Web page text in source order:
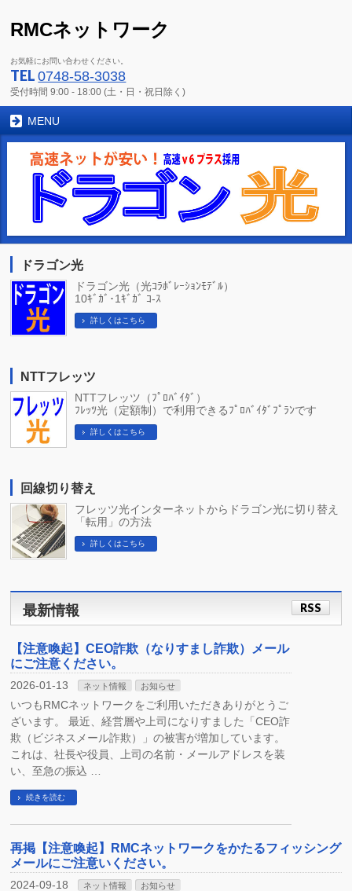
RMCネットワーク
お気軽にお問い合わせください。
TEL0748-58-3038
受付時間 9:00 - 18:00 (土・日・祝日除く)
MENU
ドラゴン光
ドラゴン光（光ｺﾗﾎﾞﾚｰｼｮﾝﾓﾃﾞﾙ）
10ｷﾞｶﾞ･1ｷﾞｶﾞ ｺ-ｽ
詳しくはこちら
NTTフレッツ
NTTフレッツ（ﾌﾟﾛﾊﾞｲﾀﾞ）
ﾌﾚｯﾂ光（定額制）で利用できるﾌﾟﾛﾊﾞｲﾀﾞﾌﾟﾗﾝです
詳しくはこちら
回線切り替え
フレッツ光インターネットからドラゴン光に切り替え
「転用」の方法
詳しくはこちら
最新情報 RSS
【注意喚起】CEO詐欺（なりすまし詐欺）メール
にご注意ください。
2026-01-13 ネット情報 お知らせ
いつもRMCネットワークをご利用いただきありがとうご
ざいます。 最近、経営層や上司になりすました「CEO詐
欺（ビジネスメール詐欺）」の被害が増加しています。
これは、社長や役員、上司の名前・メールアドレスを装
い、至急の振込 …
続きを読む
再掲【注意喚起】RMCネットワークをかたるフィッシング
メールにご注意いください。
2024-09-18 ネット情報 お知らせ